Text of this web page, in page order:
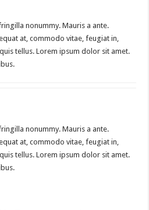
nonummy. Mauris a ante.
at, commodo vitae, feugiat in,
tellus. Lorem ipsum dolor sit amet.
nonummy. Mauris a ante.
at, commodo vitae, feugiat in,
tellus. Lorem ipsum dolor sit amet.